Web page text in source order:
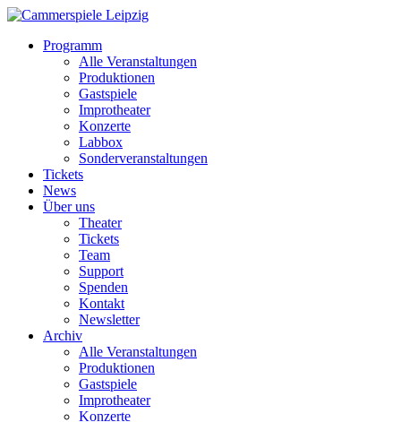
Programm
Alle Veranstaltungen
Produktionen
Gastspiele
Improtheater
Konzerte
Labbox
Sonderveranstaltungen
Tickets
News
Über uns
Theater
Tickets
Team
Support
Spenden
Kontakt
Newsletter
Archiv
Alle Veranstaltungen
Produktionen
Gastspiele
Improtheater
Konzerte